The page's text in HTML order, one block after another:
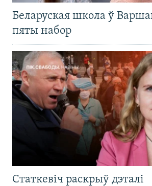
Беларуская школа ў
пяты набор
Статкевіч раскрыў дэталі